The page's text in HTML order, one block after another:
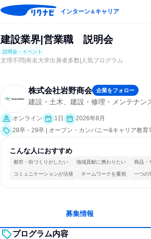
インターン＆キャリア
建設業界|営業職 説明会
説明会・イベント
文理不問|有名大学出身者多数|人気プログラム
株式会社岩野商会 企業をフォロー
建設・土木、建設・修理・メンテナン
オンライン 1日
2026年8月
28卒・29卒 | オープン・カンパニー&キャリア教
こんな人におすすめ
都市・街づくりがしたい 地域貢献に携わりたい 商品・
コミュニケーションが活発 チームワークを重視 一つの
募集情報
プログラム内容